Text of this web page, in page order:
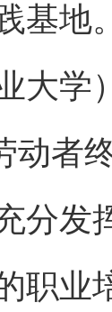
基地
大学
者终
分发
职业